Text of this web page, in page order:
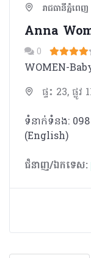
រាជធានីភ្នំពេញ
Anna
0
ផ្ទះ 23, ផ្លូ
ទំនាក់ទំនង: 098
(English)
ជំនាញ/ឯកទេស: